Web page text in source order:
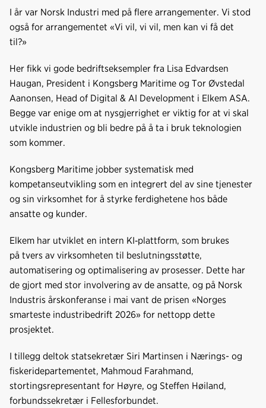
I år var Norsk Industri med på flere arrangementer. Vi stod
også for arrangementet «Vi vil, vi vil, men kan vi få det
til?»
Her fikk vi gode bedriftseksempler fra Lisa Edvardsen
Haugan, President i Kongsberg Maritime og Tor Øvstedal
Aanonsen, Head of Digital & AI Development i Elkem ASA.
Begge var enige om at nysgjerrighet er viktig for at vi skal
utvikle industrien og bli bedre på å ta i bruk teknologien
som kommer.
Kongsberg Maritime jobber systematisk med
kompetanseutvikling som en integrert del av sine tjenester
og sin virksomhet for å styrke ferdighetene hos både
ansatte og kunder.
Elkem har utviklet en intern KI‑plattform, som brukes
på tvers av virksomheten til beslutningsstøtte,
automatisering og optimalisering av prosesser. Dette har
de gjort med stor involvering av de ansatte, og på Norsk
Industris årskonferanse i mai vant de prisen «Norges
smarteste industribedrift 2026» for nettopp dette
prosjektet.
I tillegg deltok statsekretær Siri Martinsen i Nærings- og
fiskeridepartementet, Mahmoud Farahmand,
stortingsrepresentant for Høyre, og Steffen Høiland,
forbundssekretær i Fellesforbundet.